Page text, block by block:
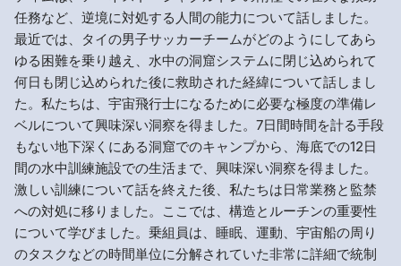
任務など、逆境に対処する人間の能力について話しました。
最近では、タイの男子サッカーチームがどのようにしてあら
ゆる困難を乗り越え、水中の洞窟システムに閉じ込められて
何日も閉じ込められた後に救助された経緯について話しまし
た。私たちは、宇宙飛行士になるために必要な極度の準備レ
ベルについて興味深い洞察を得ました。7日間時間を計る手段
もない地下深くにある洞窟でのキャンプから、海底での12日
間の水中訓練施設での生活まで、興味深い洞察を得ました。
激しい訓練について話を終えた後、私たちは日常業務と監禁
への対処に移りました。ここでは、構造とルーチンの重要性
について学びました。乗組員は、睡眠、運動、宇宙船の周り
のタスクなどの時間単位に分解されていた非常に詳細で統制